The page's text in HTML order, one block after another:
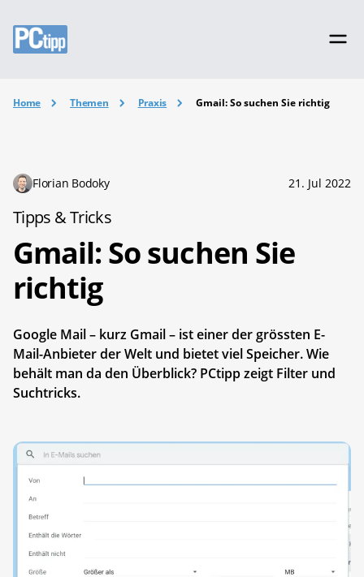
Home Themen Praxis Gmail: So suchen Sie richtig
Florian Bodoky 21. Jul 2022
Tipps & Tricks
Gmail: So suchen Sie
richtig
Google Mail – kurz Gmail – ist einer der grössten E-
Mail-Anbieter der Welt und bietet viel Speicher. Wie
behält man da den Überblick? PCtipp zeigt Filter und
Suchtricks.